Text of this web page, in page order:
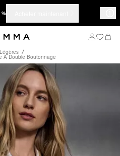
%
À Double Boutonnage